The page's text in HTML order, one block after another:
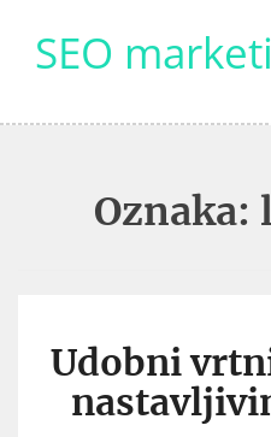
contentSEO
Oznaka:
Udobni